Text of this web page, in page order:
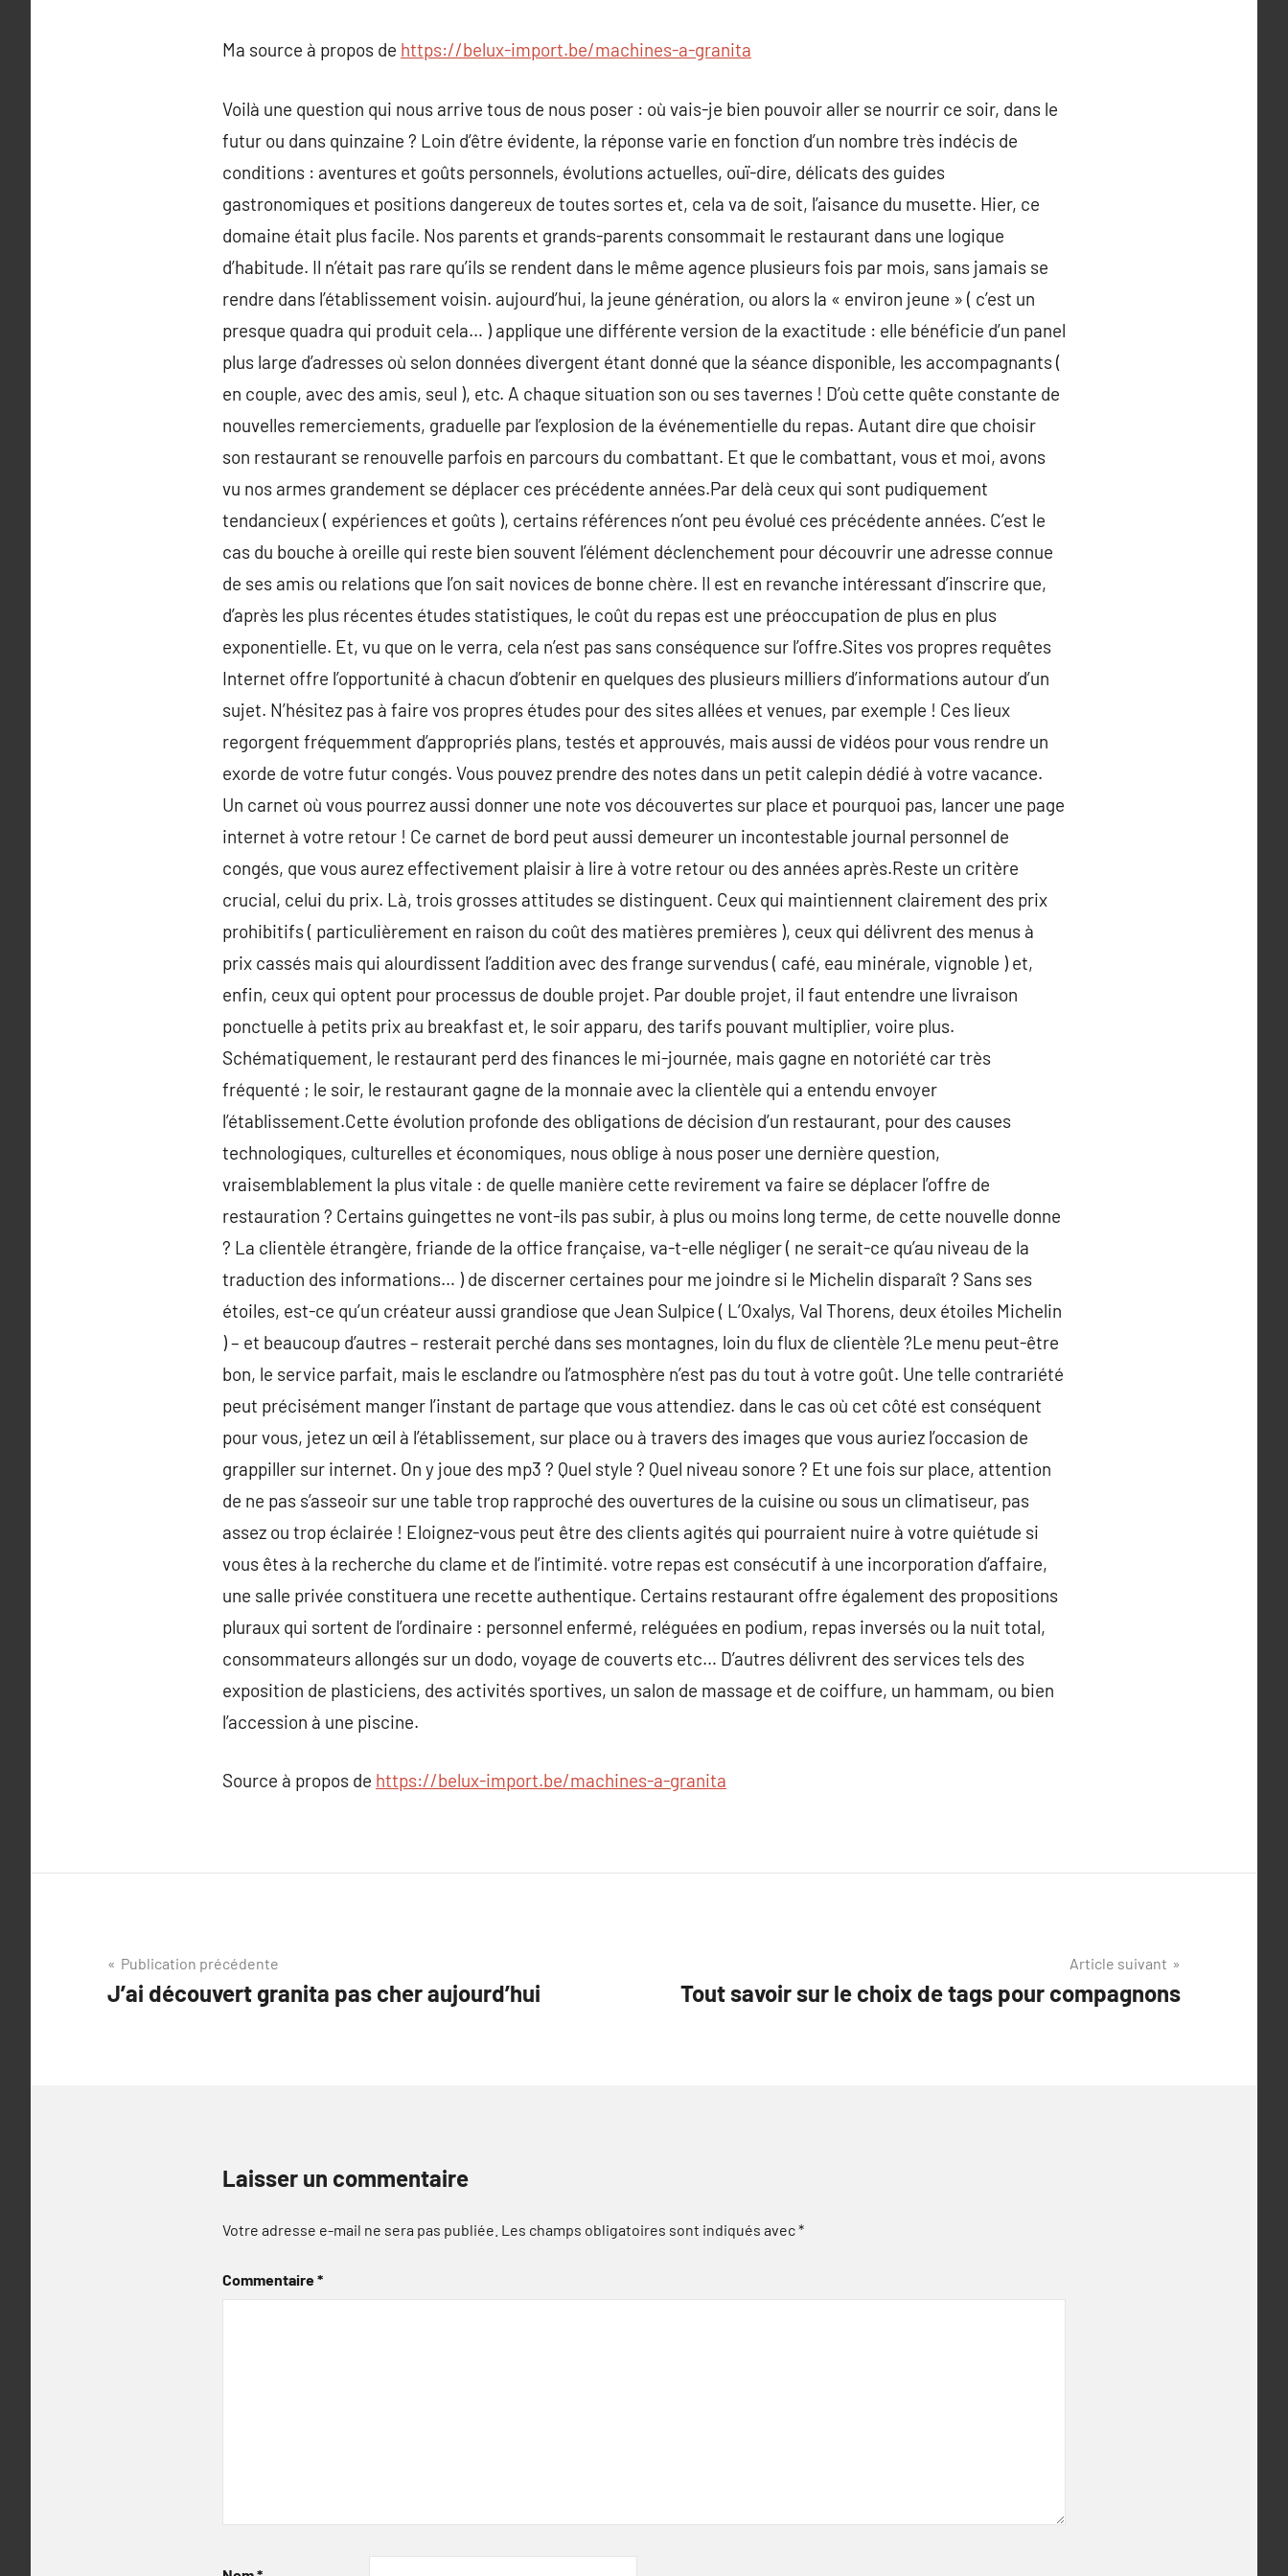
Ma source à propos de https://belux-import.be/machines-a-granita
Voilà une question qui nous arrive tous de nous poser : où vais-je bien pouvoir aller se nourrir ce soir, dans le
futur ou dans quinzaine ? Loin d’être évidente, la réponse varie en fonction d’un nombre très indécis de
conditions : aventures et goûts personnels, évolutions actuelles, ouï-dire, délicats des guides
gastronomiques et positions dangereux de toutes sortes et, cela va de soit, l’aisance du musette. Hier, ce
domaine était plus facile. Nos parents et grands-parents consommait le restaurant dans une logique
d’habitude. Il n’était pas rare qu’ils se rendent dans le même agence plusieurs fois par mois, sans jamais se
rendre dans l’établissement voisin. aujourd’hui, la jeune génération, ou alors la « environ jeune » ( c’est un
presque quadra qui produit cela… ) applique une différente version de la exactitude : elle bénéficie d’un panel
plus large d’adresses où selon données divergent étant donné que la séance disponible, les accompagnants (
en couple, avec des amis, seul ), etc. A chaque situation son ou ses tavernes ! D’où cette quête constante de
nouvelles remerciements, graduelle par l’explosion de la événementielle du repas. Autant dire que choisir
son restaurant se renouvelle parfois en parcours du combattant. Et que le combattant, vous et moi, avons
vu nos armes grandement se déplacer ces précédente années.Par delà ceux qui sont pudiquement
tendancieux ( expériences et goûts ), certains références n’ont peu évolué ces précédente années. C’est le
cas du bouche à oreille qui reste bien souvent l’élément déclenchement pour découvrir une adresse connue
de ses amis ou relations que l’on sait novices de bonne chère. Il est en revanche intéressant d’inscrire que,
d’après les plus récentes études statistiques, le coût du repas est une préoccupation de plus en plus
exponentielle. Et, vu que on le verra, cela n’est pas sans conséquence sur l’offre.Sites vos propres requêtes
Internet offre l’opportunité à chacun d’obtenir en quelques des plusieurs milliers d’informations autour d’un
sujet. N’hésitez pas à faire vos propres études pour des sites allées et venues, par exemple ! Ces lieux
regorgent fréquemment d’appropriés plans, testés et approuvés, mais aussi de vidéos pour vous rendre un
exorde de votre futur congés. Vous pouvez prendre des notes dans un petit calepin dédié à votre vacance.
Un carnet où vous pourrez aussi donner une note vos découvertes sur place et pourquoi pas, lancer une page
internet à votre retour ! Ce carnet de bord peut aussi demeurer un incontestable journal personnel de
congés, que vous aurez effectivement plaisir à lire à votre retour ou des années après.Reste un critère
crucial, celui du prix. Là, trois grosses attitudes se distinguent. Ceux qui maintiennent clairement des prix
prohibitifs ( particulièrement en raison du coût des matières premières ), ceux qui délivrent des menus à
prix cassés mais qui alourdissent l’addition avec des frange survendus ( café, eau minérale, vignoble ) et,
enfin, ceux qui optent pour processus de double projet. Par double projet, il faut entendre une livraison
ponctuelle à petits prix au breakfast et, le soir apparu, des tarifs pouvant multiplier, voire plus.
Schématiquement, le restaurant perd des finances le mi-journée, mais gagne en notoriété car très
fréquenté ; le soir, le restaurant gagne de la monnaie avec la clientèle qui a entendu envoyer
l’établissement.Cette évolution profonde des obligations de décision d’un restaurant, pour des causes
technologiques, culturelles et économiques, nous oblige à nous poser une dernière question,
vraisemblablement la plus vitale : de quelle manière cette revirement va faire se déplacer l’offre de
restauration ? Certains guingettes ne vont-ils pas subir, à plus ou moins long terme, de cette nouvelle donne
? La clientèle étrangère, friande de la office française, va-t-elle négliger ( ne serait-ce qu’au niveau de la
traduction des informations… ) de discerner certaines pour me joindre si le Michelin disparaît ? Sans ses
étoiles, est-ce qu’un créateur aussi grandiose que Jean Sulpice ( L’Oxalys, Val Thorens, deux étoiles Michelin
) – et beaucoup d’autres – resterait perché dans ses montagnes, loin du flux de clientèle ?Le menu peut-être
bon, le service parfait, mais le esclandre ou l’atmosphère n’est pas du tout à votre goût. Une telle contrariété
peut précisément manger l’instant de partage que vous attendiez. dans le cas où cet côté est conséquent
pour vous, jetez un œil à l’établissement, sur place ou à travers des images que vous auriez l’occasion de
grappiller sur internet. On y joue des mp3 ? Quel style ? Quel niveau sonore ? Et une fois sur place, attention
de ne pas s’asseoir sur une table trop rapproché des ouvertures de la cuisine ou sous un climatiseur, pas
assez ou trop éclairée ! Eloignez-vous peut être des clients agités qui pourraient nuire à votre quiétude si
vous êtes à la recherche du clame et de l’intimité. votre repas est consécutif à une incorporation d’affaire,
une salle privée constituera une recette authentique. Certains restaurant offre également des propositions
pluraux qui sortent de l’ordinaire : personnel enfermé, reléguées en podium, repas inversés ou la nuit total,
consommateurs allongés sur un dodo, voyage de couverts etc… D’autres délivrent des services tels des
exposition de plasticiens, des activités sportives, un salon de massage et de coiffure, un hammam, ou bien
l’accession à une piscine.
Source à propos de https://belux-import.be/machines-a-granita
Navigation
de
Publication précédente
J’ai découvert granita pas cher aujourd’hui
Article suivant
Tout savoir sur le choix de tags pour compagnons
Laisser un commentaire
Votre adresse e-mail ne sera pas publiée. Les champs obligatoires sont indiqués avec*
Commentaire*